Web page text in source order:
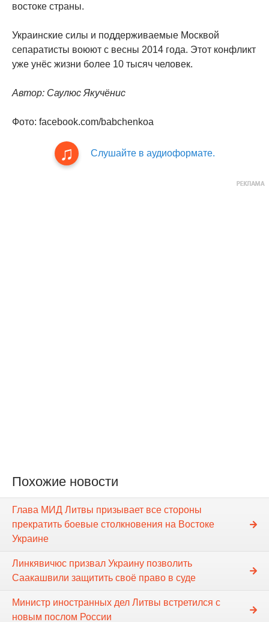
востоке страны.
Украинские силы и поддерживаемые Москвой
сепаратисты воюют с весны 2014 года. Этот конфликт
уже унёс жизни более 10 тысяч человек.
Автор: Саулюс Якучёнис
Фото: facebook.com/babchenkoa
Слушайте в аудиоформате.
Похожие новости
Глава МИД Литвы призывает все стороны
прекратить боевые столкновения на Востоке
Украине
Линкявичюс призвал Украину позволить
Саакашвили защитить своё право в суде
Министр иностранных дел Литвы встретился с
новым послом России